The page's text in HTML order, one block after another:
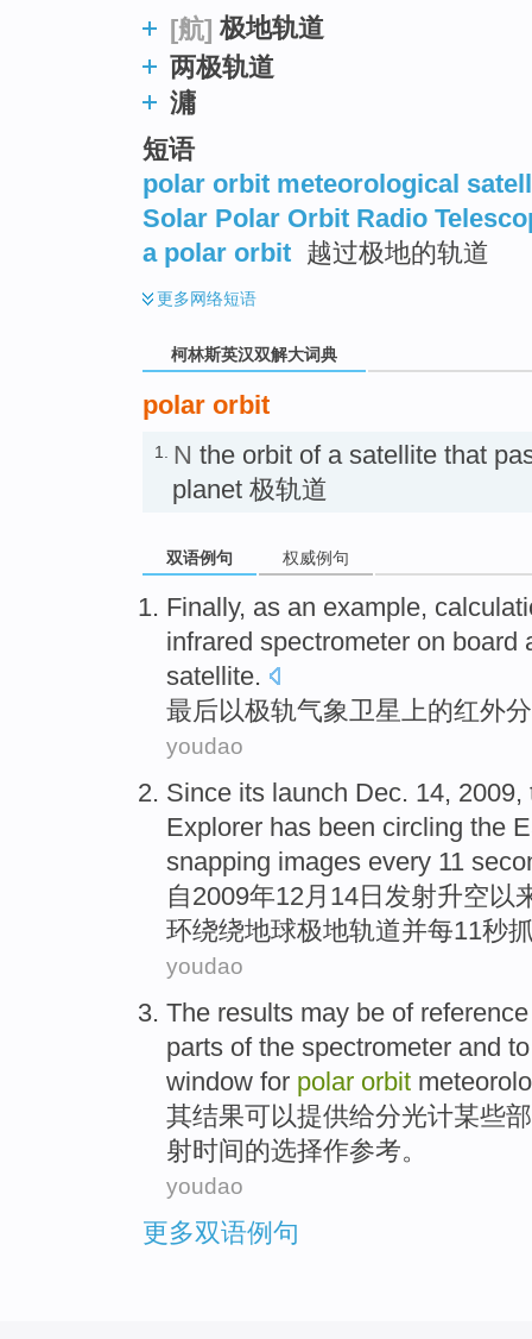
[航] 极地轨道
两极轨道
滽
短语
polar orbit meteorological
Solar Polar Orbit Radio
a polar orbit 越过极地的轨道
更多网络短语
柯林斯英汉双解大词典
polar orbit
1. N the orbit of a satellite that
planet 极轨道
双语例句 权威例句
Finally, as an example,
infrared spectrometer on board
satellite.
最后以极轨气象卫星上的红外
youdao
Since its launch Dec. 14, 2009,
Explorer has been circling the
snapping images every 11
自2009年12月 14日发射升空以
环绕绕地球极地轨道并每11秒
youdao
The results may be of
parts of the spectrometer and
window for polar orbit
其结果可以提供给分光计某些
射时间的选择作参考。
youdao
更多双语例句